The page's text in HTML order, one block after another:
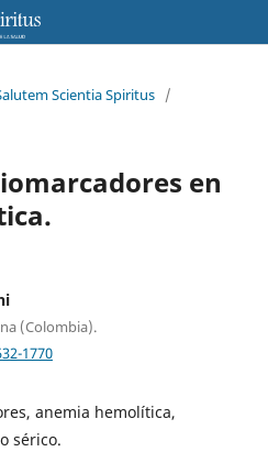
Scientia Spiritus /
en
(Colombia).
1770
anemia hemolítica,
sérico.